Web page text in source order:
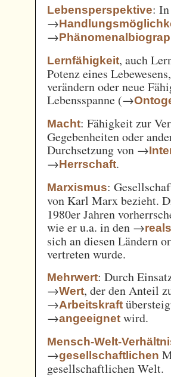
Lebensperspektive:
→
→
Lernfähigkeit, auch
Potenz eines
verändern oder neue
Lebensspanne (→
Macht: Fähigkeit zur
Gegebenheiten oder
Durchsetzung von →
→Herrschaft.
Marxismus:
von Karl Marx bezieht.
1980er Jahren
wie er u.a. in den →
sich an diesen Ländern
vertreten wurde.
Mehrwert: Durch
→Wert, der den Anteil
→Arbeitskraft
→angeeignet wird.
Mensch-Welt-
→gesellschaftlichen
gesellschaftlichen Welt.